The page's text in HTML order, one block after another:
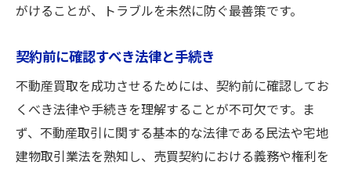
がけることが、トラブルを未然に防ぐ最善策です。
契約前に確認すべき法律と手続き
不動産買取を成功させるためには、契約前に確認してお
くべき法律や手続きを理解することが不可欠です。ま
ず、不動産取引に関する基本的な法律である民法や宅地
建物取引業法を熟知し、売買契約における義務や権利を